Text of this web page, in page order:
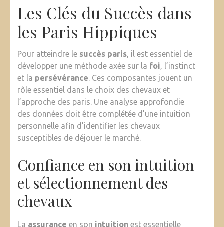
Les Clés du Succès dans
les Paris Hippiques
Pour atteindre le succès paris, il est essentiel de
développer une méthode axée sur la foi, l’instinct
et la persévérance. Ces composantes jouent un
rôle essentiel dans le choix des chevaux et
l’approche des paris. Une analyse approfondie
des données doit être complétée d’une intuition
personnelle afin d’identifier les chevaux
susceptibles de déjouer le marché.
Confiance en son intuition
et sélectionnement des
chevaux
La assurance en son intuition est essentielle